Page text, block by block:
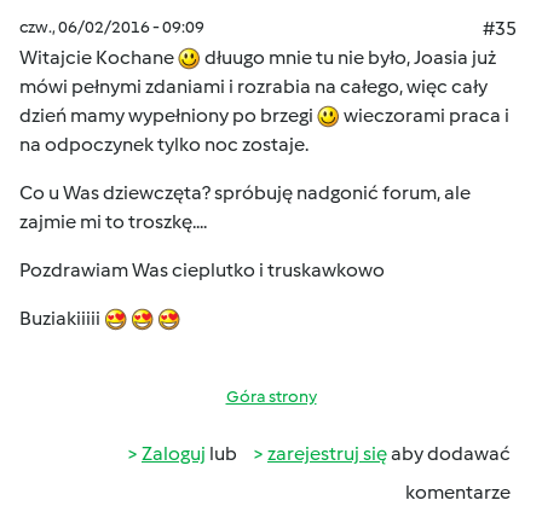
czw., 06/02/2016 - 09:09
#35
Witajcie Kochane
dłuugo mnie tu nie było, Joasia już
mówi pełnymi zdaniami i rozrabia na całego, więc cały
dzień mamy wypełniony po brzegi
wieczorami praca i
na odpoczynek tylko noc zostaje.
Co u Was dziewczęta? spróbuję nadgonić forum, ale
zajmie mi to troszkę....
Pozdrawiam Was cieplutko i truskawkowo
Buziakiiiii
Góra strony
Zaloguj lub zarejestruj sięaby dodawać
komentarze